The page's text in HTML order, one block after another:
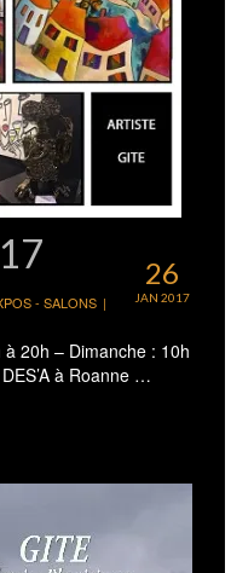
26
JAN 2017
- SALONS |
20h – Dimanche : 10h
à Roanne …